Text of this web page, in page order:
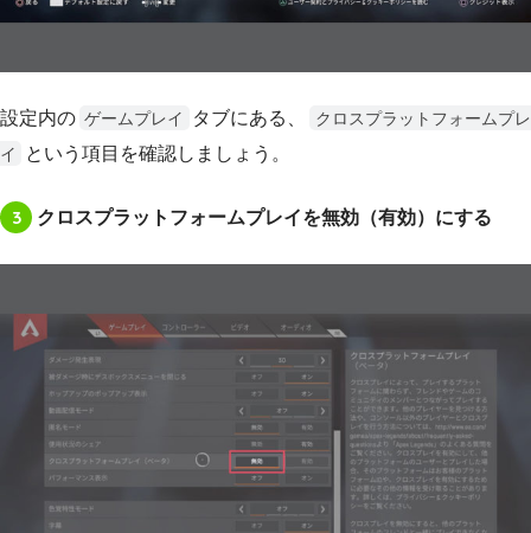
設定内の ゲームプレイ タブにある、
クロスプラットフォームプレ
イ
という項目を確認しましょう。
3 クロスプラットフォームプレイを無効（有効）にする